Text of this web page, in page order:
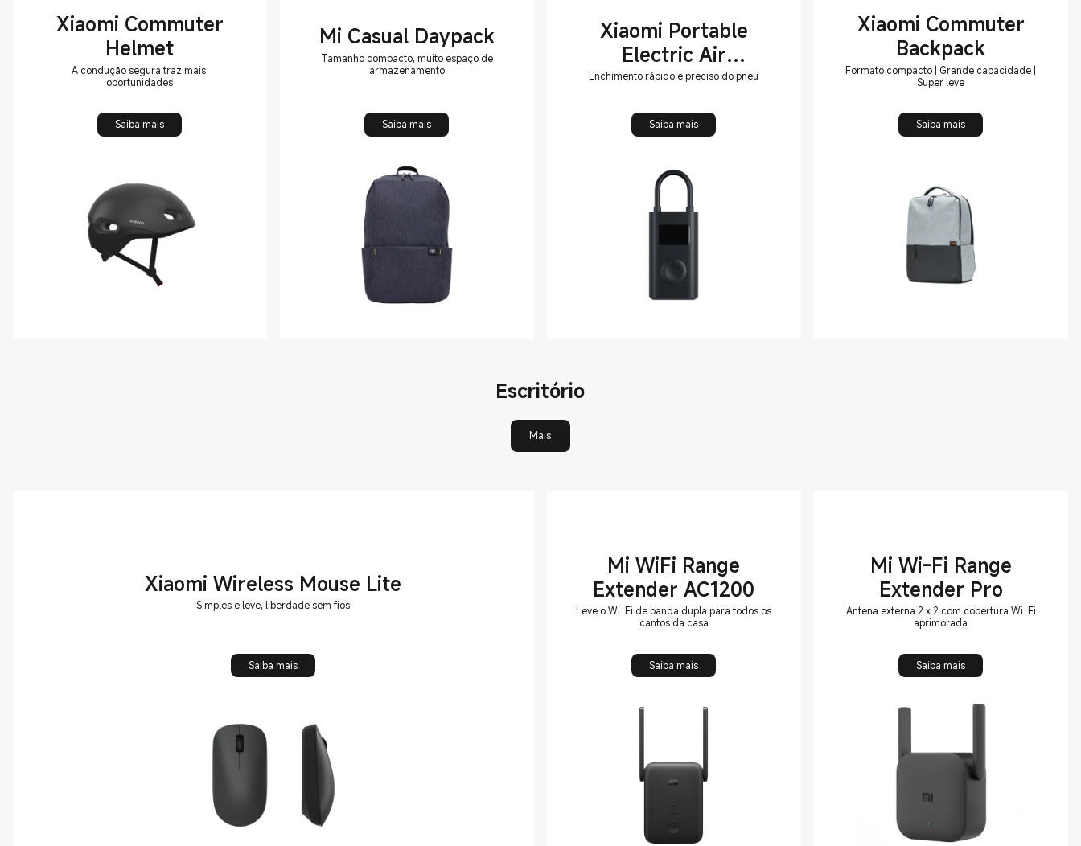
Xiaomi Commuter
Helmet
A condução segura traz mais
oportunidades
Saiba mais
Mi Casual Daypack
Tamanho compacto, muito espaço de
armazenamento
Saiba mais
Xiaomi Portable
Electric Air
Compressor 1S
Enchimento rápido e preciso do pneu
Saiba mais
Xiaomi Commuter
Backpack
Formato compacto | Grande capacidade |
Super leve
Saiba mais
Escritório
Mais
Xiaomi Wireless Mouse Lite
Simples e leve, liberdade sem fios
Saiba mais
Mi WiFi Range
Extender AC1200
Leve o Wi-Fi de banda dupla para todos os
cantos da casa
Saiba mais
Mi Wi-Fi Range
Extender Pro
Antena externa 2 x 2 com cobertura Wi-Fi
aprimorada
Saiba mais